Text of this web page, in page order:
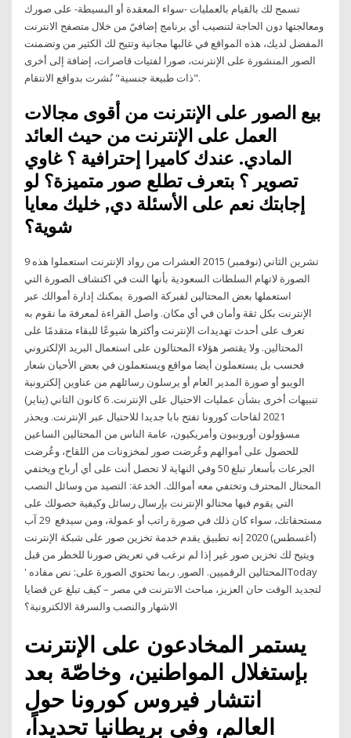
تسمح لك بالقيام بالعمليات -سواء المعقدة أو البسيطة- على صورك
ومعالجتها دون الحاجة لتنصيب أي برنامج إضافيّ من خلال متصفح الانترنت
المفضل لديك، هذه المواقع في غالبها مجانية وتتيح لك الكثير من وتضمنت
الصور المنشورة على الإنترنت، صورا لفتيات قاصرات، إضافة إلى أخرى
"ذات طبيعة جنسية" نُشرت بدوافع الانتقام.
بيع الصور على الإنترنت من أقوى مجالات
العمل على الإنترنت من حيث العائد
المادي. عندك كاميرا إحترافية ؟ غاوي
تصوير ؟ بتعرف تطلع صور متميزة؟ لو
إجابتك نعم على الأسئلة دي, خليك معايا
شوية؟
9 تشرين الثاني (نوفمبر) 2015 العشرات من رواد الإنترنت استعملوا هذه
الصورة لاتهام السلطات السعودية بأنها النت في اكتشاف الصورة التي
استعملها بعض المحتالين لفبركة الصورة يمكنك إدارة أموالك عبر
الإنترنت بكل ثقة وأمان في أي مكان. واصل القراءة لمعرفة ما نقوم به
تعرف على أحدث تهديدات الإنترنت وأكثرها شيوعًا للبقاء متقدمًا على
المحتالين. ولا يقتصر هؤلاء المحتالون على استعمال البريد الإلكتروني
فحسب بل يستعملون أيضا مواقع ويستعملون في بعض الأحيان شعار
الويبو أو صورة المدير العام أو يرسلون رسائلهم من عناوين إلكترونية
تنبيهات أخرى بشأن عمليات الاحتيال على الإنترنت. 6 كانون الثاني (يناير)
2021 لقاحات كورونا تفتح بابا جديدا للاحتيال عبر الإنترنت. ويحذر
مسؤولون أوروبيون وأمريكيون، عامة الناس من المحتالين الساعين
للحصول على أموالهم وعُرضت صور لمخزونات من اللقاح، وعُرضت
الجرعات بأسعار تبلغ 50 وفي النهاية لا تحصل أنت على أي أرباح ويختفي
المحتال المحترف وتختفي معه أموالك. الخدعة: التصيد من وسائل النصب
التي يقوم فيها محتالو الإنترنت بإرسال رسائل وكيفية حصولك على
مستحقاتك، سواء كان ذلك في صورة راتب أو عمولة، ومن سيدفع 29 آب
(أغسطس) 2020 إنه تطبيق يقدم خدمة تخزين صور على شبكة الإنترنت
ويتيح لك تخزين صور غير إذا لم نرغب في تعريض صورنا للخطر من قبل
المحتالين الرقميين. الصور. ربما تحتوي الصورة على: ‏نص مفاده '‏Today
لتجديد الوقت حان العزيز، مباحث الانترنت في مصر – كيف تبلغ عن قضايا
الاشهار والنصب والسرقة الالكترونية؟
يستمر المخادعون على الإنترنت
بإستغلال المواطنين، وخاصّة بعد
انتشار فيروس كورونا حول
العالم، وفي بريطانيا تحديداً،